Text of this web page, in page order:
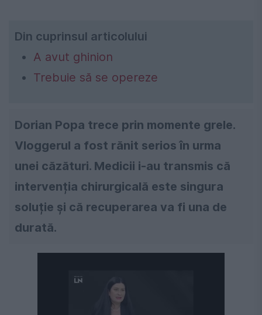
Din cuprinsul articolului
A avut ghinion
Trebuie să se opereze
Dorian Popa trece prin momente grele.
Vloggerul a fost rănit serios în urma
unei căzături. Medicii i-au transmis că
intervenția chirurgicală este singura
soluție și că recuperarea va fi una de
durată.